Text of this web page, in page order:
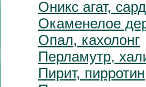
Оникс агат,
Окаменелое
Опал, кахолонг
Перламутр,
Пирит,